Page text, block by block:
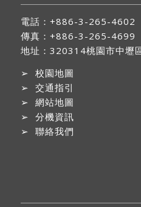
電話：+886-3-265-4602
傳真：+886-3-265-4699
地址： 320314桃園市中壢
➢ 校園地圖
➢ 交通指引
➢ 網站地圖
➢ 分機資訊
➢ 聯絡我們